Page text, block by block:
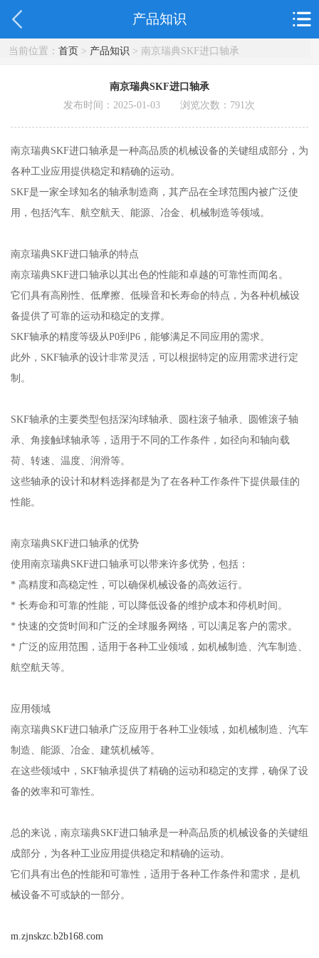
产品知识
当前位置： 首页> 产品知识 > 南京瑞典SKF进口轴承
南京瑞典SKF进口轴承
发布时间：2025-01-03 浏览次数： 791次
南京瑞典SKF进口轴承是一种高品质的机械设备的关键组成部分，为
各种工业应用提供稳定和精确的运动。
SKF是一家全球知名的轴承制造商，其产品在全球范围内被广泛使
用，包括汽车、航空航天、能源、冶金、机械制造等领域。
南京瑞典SKF进口轴承的特点
南京瑞典SKF进口轴承以其出色的性能和卓越的可靠性而闻名。
它们具有高刚性、低摩擦、低噪音和长寿命的特点，为各种机械设
备提供了可靠的运动和稳定的支撑。
SKF轴承的精度等级从P0到P6，能够满足不同应用的需求。
此外，SKF轴承的设计非常灵活，可以根据特定的应用需求进行定
制。
SKF轴承的主要类型包括深沟球轴承、圆柱滚子轴承、圆锥滚子轴
承、角接触球轴承等，适用于不同的工作条件，如径向和轴向载
荷、转速、温度、润滑等。
这些轴承的设计和材料选择都是为了在各种工作条件下提供最佳的
性能。
南京瑞典SKF进口轴承的优势
使用南京瑞典SKF进口轴承可以带来许多优势，包括：
* 高精度和高稳定性，可以确保机械设备的高效运行。
* 长寿命和可靠的性能，可以降低设备的维护成本和停机时间。
* 快速的交货时间和广泛的全球服务网络，可以满足客户的需求。
* 广泛的应用范围，适用于各种工业领域，如机械制造、汽车制造、
航空航天等。
应用领域
南京瑞典SKF进口轴承广泛应用于各种工业领域，如机械制造、汽车
制造、能源、冶金、建筑机械等。
在这些领域中，SKF轴承提供了精确的运动和稳定的支撑，确保了设
备的效率和可靠性。
总的来说，南京瑞典SKF进口轴承是一种高品质的机械设备的关键组
成部分，为各种工业应用提供稳定和精确的运动。
它们具有出色的性能和可靠性，适用于各种工作条件和需求，是机
械设备不可或缺的一部分。
m.zjnskzc.b2b168.com